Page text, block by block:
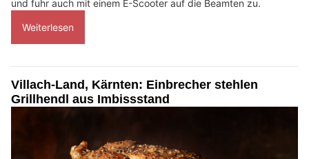
und fuhr auch mit einem E-Scooter auf die Beamten zu.
Weiterlesen
Villach-Land, Kärnten: Einbrecher stehlen
Grillhendl aus Imbissstand